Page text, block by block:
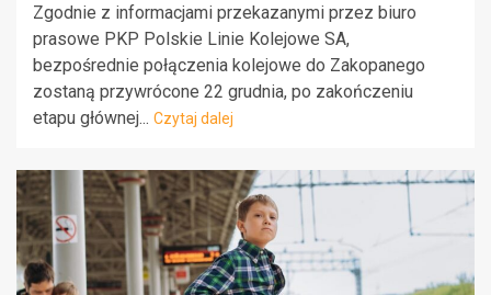
Zgodnie z informacjami przekazanymi przez biuro
prasowe PKP Polskie Linie Kolejowe SA,
bezpośrednie połączenia kolejowe do Zakopanego
zostaną przywrócone 22 grudnia, po zakończeniu
etapu głównej... Czytaj dalej